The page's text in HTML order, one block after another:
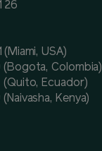
USA)
(Bogota, Colombia)
Ecuador)
Kenya)